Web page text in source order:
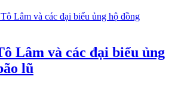
Lâm và các đại biểu ủng
lũ